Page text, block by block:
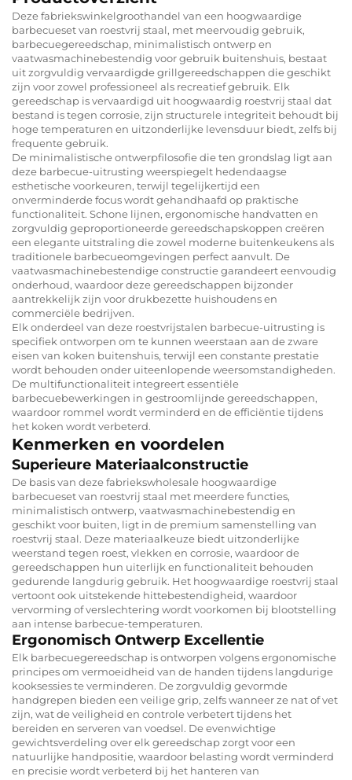
Deze fabriekswinkelgroothandel van een hoogwaardige
barbecueset van roestvrij staal, met meervoudig gebruik,
barbecuegereedschap, minimalistisch ontwerp en
vaatwasmachinebestendig voor gebruik buitenshuis, bestaat
uit zorgvuldig vervaardigde grillgereedschappen die geschikt
zijn voor zowel professioneel als recreatief gebruik. Elk
gereedschap is vervaardigd uit hoogwaardig roestvrij staal dat
bestand is tegen corrosie, zijn structurele integriteit behoudt bij
hoge temperaturen en uitzonderlijke levensduur biedt, zelfs bij
frequente gebruik.
De minimalistische ontwerpfilosofie die ten grondslag ligt aan
deze barbecue-uitrusting weerspiegelt hedendaagse
esthetische voorkeuren, terwijl tegelijkertijd een
onverminderde focus wordt gehandhaafd op praktische
functionaliteit. Schone lijnen, ergonomische handvatten en
zorgvuldig geproportioneerde gereedschapskoppen creëren
een elegante uitstraling die zowel moderne buitenkeukens als
traditionele barbecueomgevingen perfect aanvult. De
vaatwasmachinebestendige constructie garandeert eenvoudig
onderhoud, waardoor deze gereedschappen bijzonder
aantrekkelijk zijn voor drukbezette huishoudens en
commerciële bedrijven.
Elk onderdeel van deze roestvrijstalen barbecue-uitrusting is
specifiek ontworpen om te kunnen weerstaan aan de zware
eisen van koken buitenshuis, terwijl een constante prestatie
wordt behouden onder uiteenlopende weersomstandigheden.
De multifunctionaliteit integreert essentiële
barbecuebewerkingen in gestroomlijnde gereedschappen,
waardoor rommel wordt verminderd en de efficiëntie tijdens
het koken wordt verbeterd.
Kenmerken en voordelen
Superieure Materiaalconstructie
De basis van deze fabriekswholesale hoogwaardige
barbecueset van roestvrij staal met meerdere functies,
minimalistisch ontwerp, vaatwasmachinebestendig en
geschikt voor buiten, ligt in de premium samenstelling van
roestvrij staal. Deze materiaalkeuze biedt uitzonderlijke
weerstand tegen roest, vlekken en corrosie, waardoor de
gereedschappen hun uiterlijk en functionaliteit behouden
gedurende langdurig gebruik. Het hoogwaardige roestvrij staal
vertoont ook uitstekende hittebestendigheid, waardoor
vervorming of verslechtering wordt voorkomen bij blootstelling
aan intense barbecue-temperaturen.
Ergonomisch Ontwerp Excellentie
Elk barbecuegereedschap is ontworpen volgens ergonomische
principes om vermoeidheid van de handen tijdens langdurige
kooksessies te verminderen. De zorgvuldig gevormde
handgrepen bieden een veilige grip, zelfs wanneer ze nat of vet
zijn, wat de veiligheid en controle verbetert tijdens het
bereiden en serveren van voedsel. De evenwichtige
gewichtsverdeling over elk gereedschap zorgt voor een
natuurlijke handpositie, waardoor belasting wordt verminderd
en precisie wordt verbeterd bij het hanteren van